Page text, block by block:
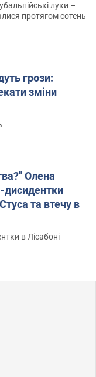
луки –
грози:
зміни
Олена
дисидентки
та втечу в
в Лісабоні